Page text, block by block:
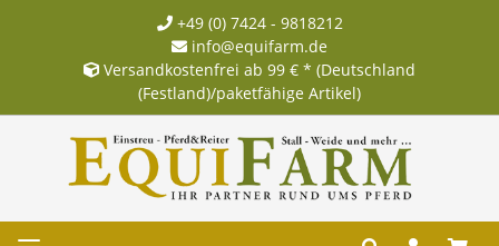
+49 (0) 7424 - 9818212
info@equifarm.de
Versandkostenfrei ab 99 € * (Deutschland
(Festland)/paketfähige Artikel)